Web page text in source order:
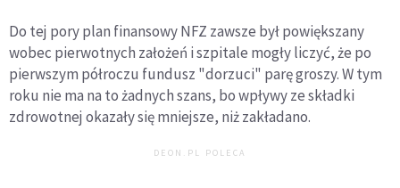
Do tej pory plan finansowy NFZ zawsze był powiększany
wobec pierwotnych założeń i szpitale mogły liczyć, że po
pierwszym półroczu fundusz "dorzuci" parę groszy. W tym
roku nie ma na to żadnych szans, bo wpływy ze składki
zdrowotnej okazały się mniejsze, niż zakładano.
DEON.PL POLECA